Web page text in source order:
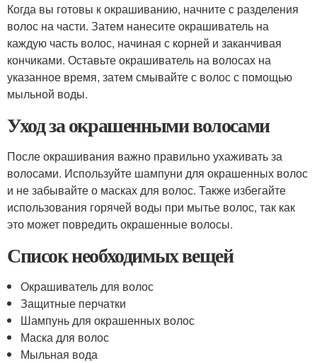
Когда вы готовы к окрашиванию, начните с разделения
волос на части. Затем нанесите окрашиватель на
каждую часть волос, начиная с корней и заканчивая
кончиками. Оставьте окрашиватель на волосах на
указанное время, затем смывайте с волос с помощью
мыльной воды.
Уход за окрашенными волосами
После окрашивания важно правильно ухаживать за
волосами. Используйте шампуни для окрашенных волос
и не забывайте о масках для волос. Также избегайте
использования горячей воды при мытье волос, так как
это может повредить окрашенные волосы.
Список необходимых вещей
Окрашиватель для волос
Защитные перчатки
Шампунь для окрашенных волос
Маска для волос
Мыльная вода